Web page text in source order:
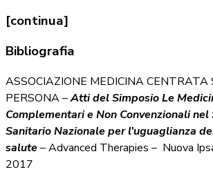
[continua]
Bibliografia
ASSOCIAZIONE MEDICINA CENTRATA
PERSONA –Atti del Simposio Le
Complementari e Non Convenzionali nel
Sanitario Nazionale per l’uguaglianza
salute–Advanced Therapies – Nuova
2017